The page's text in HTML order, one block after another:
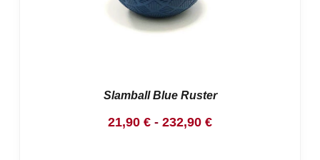
Slamball Blue Ruster
21,90 € - 232,90 €Rango